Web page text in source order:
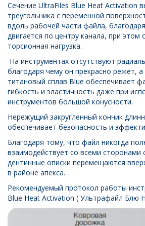
Сечение UltraFiles Blue Heat Activation
треугольника с переменной
вдоль рабочей части файла,
двигается по центру канала, при этом
торсионная нагрузка.
На инструментах отсутствуют
благодаря чему он прекрасно режет,
титановый сплав Blue обеспечивает
гибкость и эластичность даже при
инструментов большой конусности.
Нережущий закругленный кончик
обеспечивает безопасность и
Благодаря тому, что файл никогда
взаимодействует со всеми сторонами
дентинные описки перемещаются
в районе апекса.
Рекомендуемый протокол работы
Blue Heat Activation ( Ультрафайл Блю